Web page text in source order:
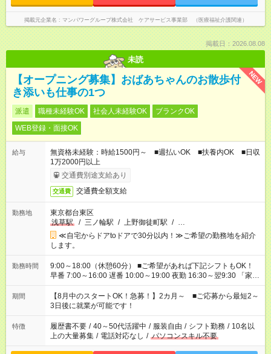
掲載元企業名 マンパワーグループ株式会社 ケアサービス事業部 （医療福祉介護関連）
掲載日：2026.08.08
未読
NEW
【オープニング募集】おばあちゃんのお散歩付
き添いも仕事の1つ
派遣 職種未経験OK 社会人未経験OK
ブランクOK
WEB登録・面接OK
給与
無資格未経験：時給1500円～ ■週払いOK ■扶養内OK ■日収
1万2000円以上
交通費別途支給あり
交通費 交通費全額支給
勤務地
東京都台東区
浅草駅
/ 三ノ輪駅 / 上野御徒町駅 / …
≪自宅からドアtoドアで30分以内！≫ご希望の勤務地を紹介
します。
勤務時間
9:00～18:00（休憩60分） ■ご希望があれば下記シフトもOK！
早番 7:00～16:00 遅番 10:00～19:00 夜勤 16:30～翌9:30 「家族
と休みを合わせたい」 「余裕を持って夕飯の準備がしたい」
「できれば残業はしたくない」 など、ご希望を教えてください
ね。 ※Wワーク希望の方へ 今ご覧のお仕事で希望する勤務時間
と、もう1つのお仕事の勤務時間。 合計で週40時間を超える場
合は応募できません。
期間
【8月中のスタートOK！急募！】2カ月～ ■ご応募から最短2～
3日後に就業が可能です！
特徴 履歴書不要 / 40～50代活躍中 / 服装自由 / シフト勤務 / 10名以
上の大量募集 / 電話対応なし / パソコンスキル不要